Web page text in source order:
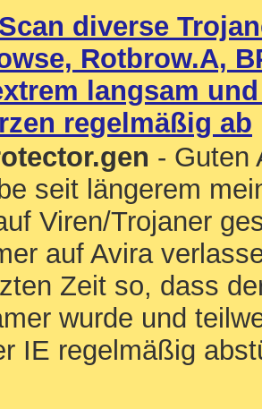
diverse
Rotbrow.A,
langsam
regelmäßig ab
- Guten
seit längerem
Viren/Trojaner
auf Avira
Zeit so, dass
wurde und
IE regelmäßig